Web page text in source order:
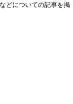
どについての記事を掲